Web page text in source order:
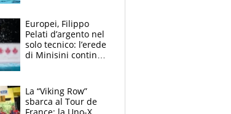
e compagni
continuare
Europei, Filippo
Pelati d’argento nel
solo tecnico: l’erede
di Minisini continua
mirino
La “Viking Row”
sbarca al Tour de